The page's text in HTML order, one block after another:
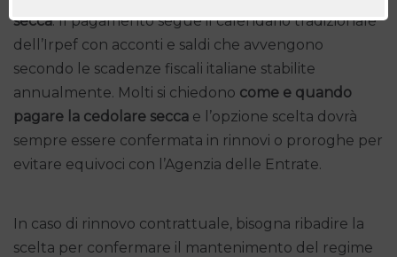
secca. Il pagamento segue il calendario tradizionale
dell’Irpef con acconti e saldi che avvengono
secondo le scadenze fiscali italiane stabilite
annualmente. Molti si chiedono come e quando
pagare la cedolare secca e l’opzione scelta dovrà
sempre essere confermata in rinnovi o proroghe per
evitare equivoci con l’Agenzia delle Entrate.
In caso di rinnovo contrattuale, bisogna ribadire la
scelta per confermare il mantenimento del regime